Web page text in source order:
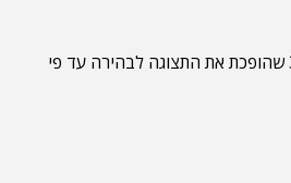
למגוון שימושים, בין אם אתם צופים בסרט טוב או לצורך מצגות בחדר הישיבות, המקרן הזה יכול להשיג תצוגה מרשימה של 350 אינץ' באיכות מעולה, עם טכנולוגיית 3LCD שהופכת את התצוגה לבהירה עד פי